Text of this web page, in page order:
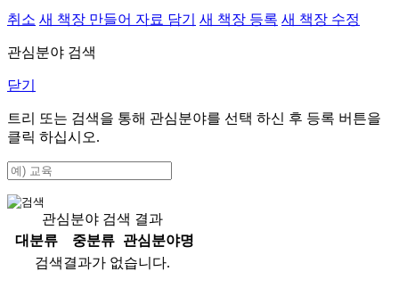
취소 새 책장 만들어 자료 담기 새 책장 등록 새 책장 수정
관심분야 검색
닫기
트리 또는 검색을 통해 관심분야를 선택 하신 후 등록 버튼을
클릭 하십시오.
관심분야 검색 결과
대분류
중분류
관심분야명
검색결과가 없습니다.